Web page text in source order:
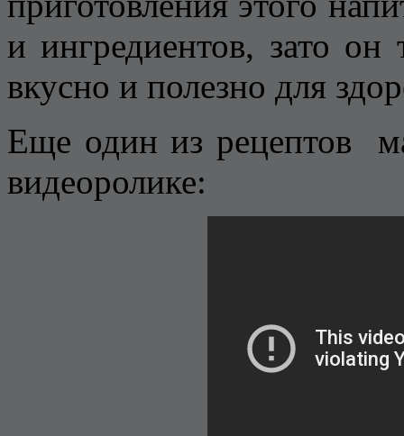
и ингредиентов, зато он
вкусно и полезно для
Еще один из рецептов
видеоролике: